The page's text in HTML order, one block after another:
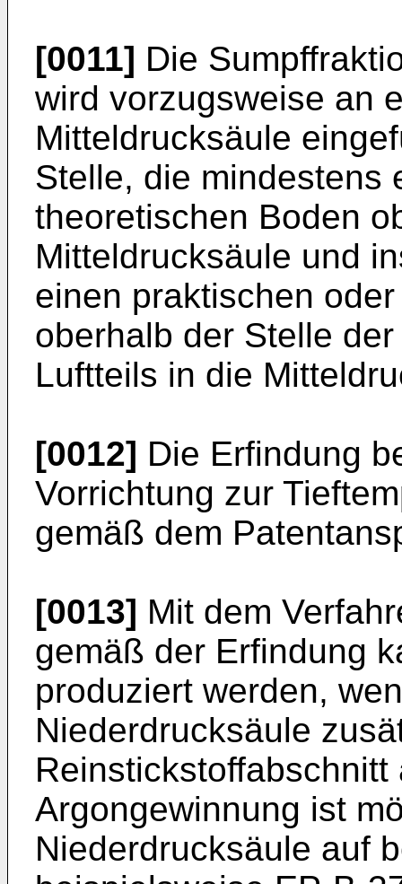
[0011] Die
wird vorzugsweise an
Mitteldrucksäule
Stelle, die mindestens
theoretischen Boden
Mitteldrucksäule und
einen praktischen
oberhalb der Stelle
Luftteils in die
[0012] Die Erfindung
Vorrichtung zur
gemäß dem
[0013] Mit dem
gemäß der Erfindung
produziert werden,
Niederdrucksäule
Argongewinnung ist
Niederdrucksäule auf